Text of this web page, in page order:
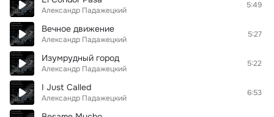
Александр Падажецкий
5:49
Вечное движение
Александр Падажецкий
5:27
Изумрудный город
Александр Падажецкий
5:22
I Just Called
Александр Падажецкий
6:53